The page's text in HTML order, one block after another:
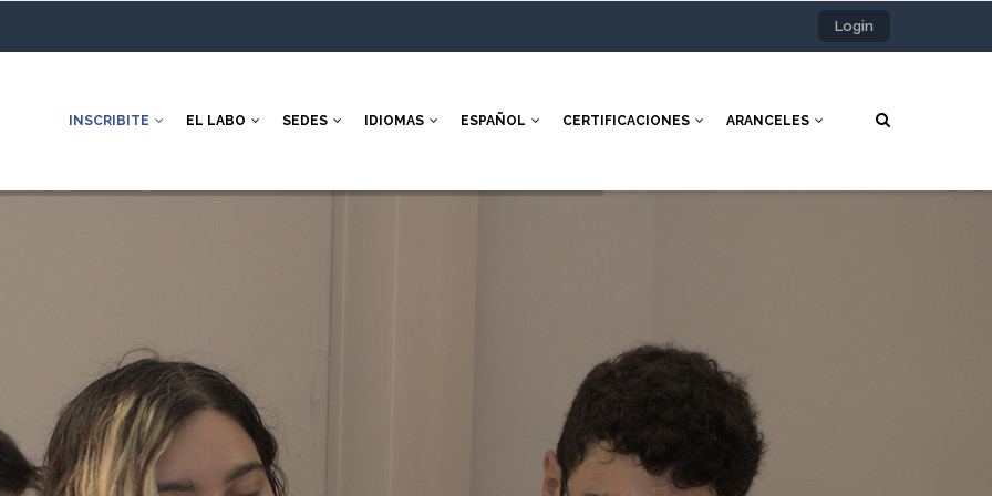
Login
INSCRIBITE EL LABO SEDES IDIOMAS ESPAÑOL CERTIFICACIONES ARANCELES